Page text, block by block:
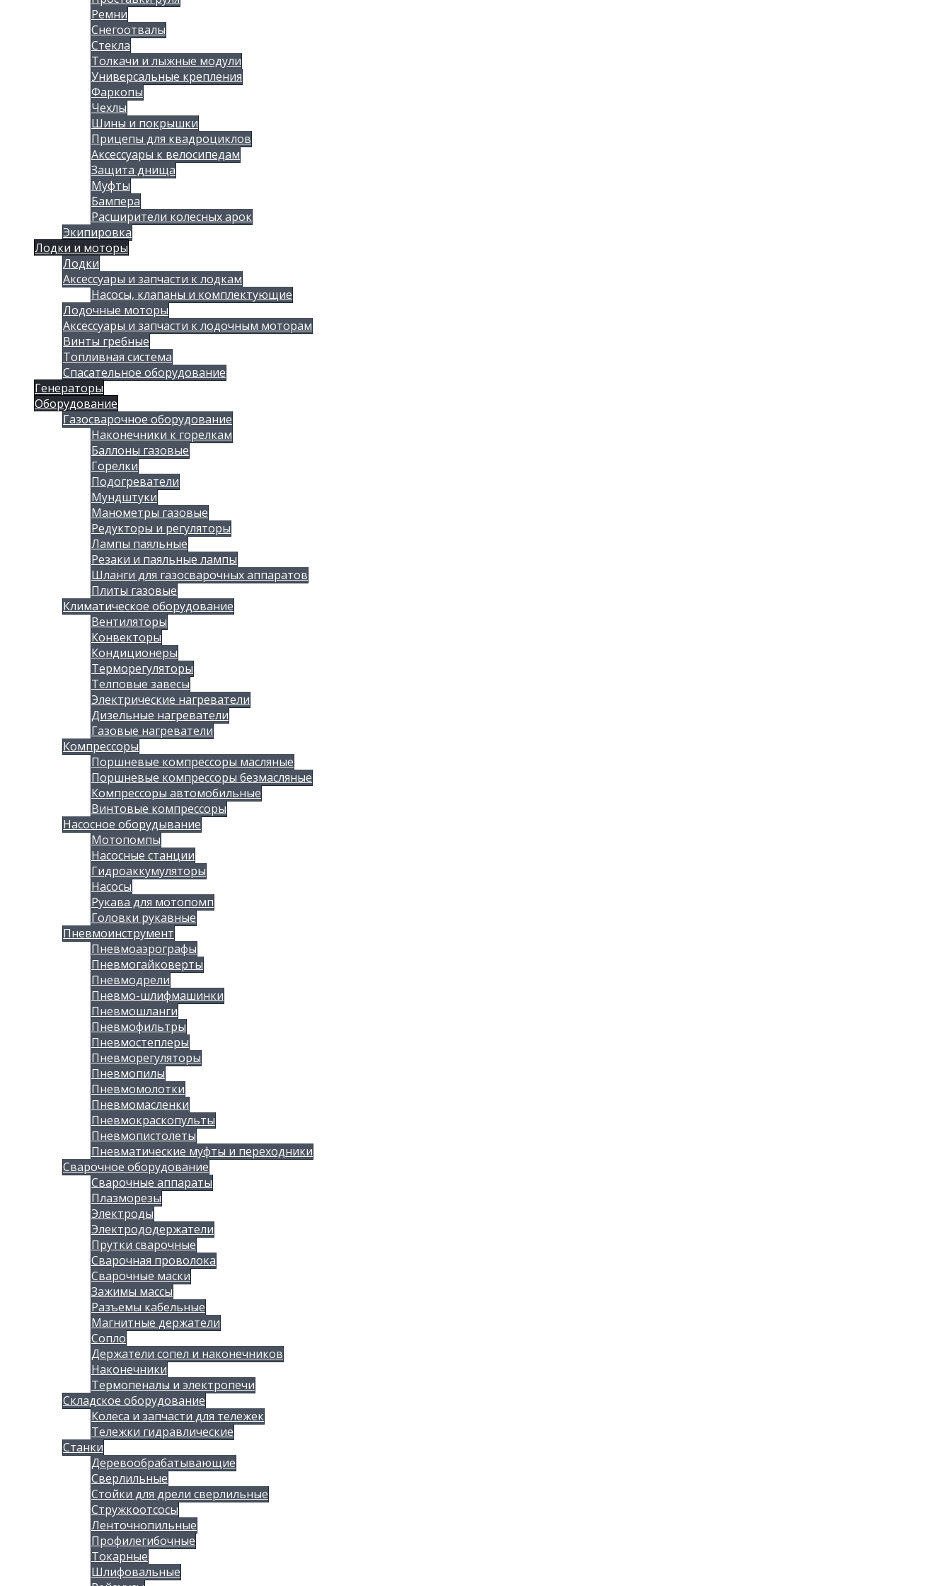
Ремни
Снегоотвалы
Стекла
Толкачи и лыжные модули
Универсальные крепления
Фаркопы
Чехлы
Шины и покрышки
Прицепы для квадроциклов
Аксессуары к велосипедам
Защита днища
Муфты
Бампера
Расширители колесных арок
Экипировка
Лодки и моторы
Лодки
Аксессуары и запчасти к лодкам
Насосы, клапаны и комплектующие
Лодочные моторы
Аксессуары и запчасти к лодочным моторам
Винты гребные
Топливная система
Спасательное оборудование
Генераторы
Оборудование
Газосварочное оборудование
Наконечники к горелкам
Баллоны газовые
Горелки
Подогреватели
Мундштуки
Манометры газовые
Редукторы и регуляторы
Лампы паяльные
Резаки и паяльные лампы
Шланги для газосварочных аппаратов
Плиты газовые
Климатическое оборудование
Вентиляторы
Конвекторы
Кондиционеры
Терморегуляторы
Телповые завесы
Электрические нагреватели
Дизельные нагреватели
Газовые нагреватели
Компрессоры
Поршневые компрессоры масляные
Поршневые компрессоры безмасляные
Компрессоры автомобильные
Винтовые компрессоры
Насосное оборудывание
Мотопомпы
Насосные станции
Гидроаккумуляторы
Насосы
Рукава для мотопомп
Головки рукавные
Пневмоинструмент
Пневмоаэрографы
Пневмогайковерты
Пневмодрели
Пневмо-шлифмашинки
Пневмошланги
Пневмофильтры
Пневмостеплеры
Пневморегуляторы
Пневмопилы
Пневмомолотки
Пневмомасленки
Пневмокраскопульты
Пневмопистолеты
Пневматические муфты и переходники
Сварочное оборудование
Сварочные аппараты
Плазморезы
Электроды
Электрододержатели
Прутки сварочные
Сварочная проволока
Сварочные маски
Зажимы массы
Разъемы кабельные
Магнитные держатели
Сопло
Держатели сопел и наконечников
Наконечники
Термопеналы и электропечи
Складское оборудование
Колеса и запчасти для тележек
Тележки гидравлические
Станки
Деревообрабатывающие
Сверлильные
Стойки для дрели сверлильные
Стружкоотсосы
Ленточнопильные
Профилегибочные
Токарные
Шлифовальные